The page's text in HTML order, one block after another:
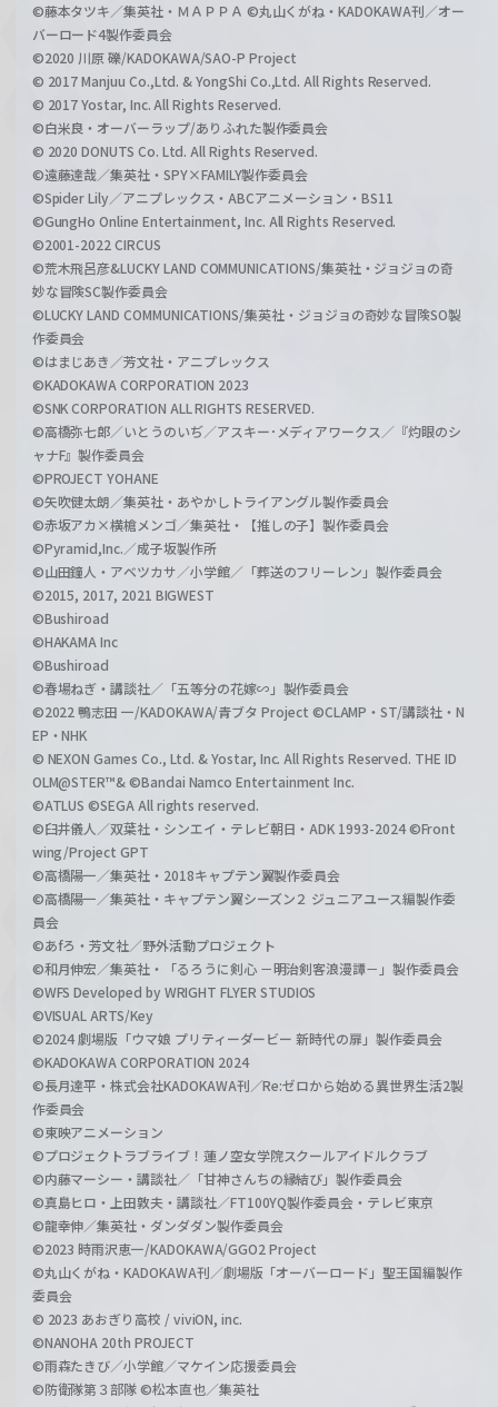
©藤本タツキ／集英社・ＭＡＰＰＡ ©丸山くがね・KADOKAWA刊／オー
バーロード4製作委員会
©2020 川原 礫/KADOKAWA/SAO-P Project
© 2017 Manjuu Co.,Ltd. & YongShi Co.,Ltd. All Rights Reserved.
© 2017 Yostar, Inc. All Rights Reserved.
©白米良・オーバーラップ/ありふれた製作委員会
© 2020 DONUTS Co. Ltd. All Rights Reserved.
©遠藤達哉／集英社・SPY×FAMILY製作委員会
©Spider Lily／アニプレックス・ABCアニメーション・BS11
©GungHo Online Entertainment, Inc. All Rights Reserved.
©2001-2022 CIRCUS
©荒木飛呂彦&LUCKY LAND COMMUNICATIONS/集英社・ジョジョの奇
妙な冒険SC製作委員会
©LUCKY LAND COMMUNICATIONS/集英社・ジョジョの奇妙な冒険SO製
作委員会
©はまじあき／芳文社・アニプレックス
©KADOKAWA CORPORATION 2023
©SNK CORPORATION ALL RIGHTS RESERVED.
©高橋弥七郎／いとうのいぢ／アスキー･メディアワークス／『灼眼のシ
ャナF』製作委員会
©PROJECT YOHANE
©矢吹健太朗／集英社・あやかしトライアングル製作委員会
©赤坂アカ×横槍メンゴ／集英社・【推しの子】製作委員会
©Pyramid,Inc.／成子坂製作所
©山田鐘人・アベツカサ／小学館／「葬送のフリーレン」製作委員会
©2015, 2017, 2021 BIGWEST
©Bushiroad
©HAKAMA Inc
©Bushiroad
©春場ねぎ・講談社／「五等分の花嫁∽」製作委員会
©2022 鴨志田 一/KADOKAWA/青ブタ Project ©CLAMP・ST/講談社・N
EP・NHK
© NEXON Games Co., Ltd. & Yostar, Inc. All Rights Reserved. THE ID
OLM@STER™& ©Bandai Namco Entertainment Inc.
©ATLUS ©SEGA All rights reserved.
©臼井儀人／双葉社・シンエイ・テレビ朝日・ADK 1993-2024 ©Front
wing/Project GPT
©高橋陽一／集英社・2018キャプテン翼製作委員会
©高橋陽一／集英社・キャプテン翼シーズン２ ジュニアユース編製作委
員会
©あfろ・芳文社／野外活動プロジェクト
©和月伸宏／集英社・「るろうに剣心 －明治剣客浪漫譚－」製作委員会
©WFS Developed by WRIGHT FLYER STUDIOS
©VISUAL ARTS/Key
©2024 劇場版「ウマ娘 プリティーダービー 新時代の扉」製作委員会
©KADOKAWA CORPORATION 2024
©長月達平・株式会社KADOKAWA刊／Re:ゼロから始める異世界生活2製
作委員会
©東映アニメーション
©プロジェクトラブライブ！蓮ノ空女学院スクールアイドルクラブ
©内藤マーシー・講談社／「甘神さんちの縁結び」製作委員会
©真島ヒロ・上田敦夫・講談社／FT100YQ製作委員会・テレビ東京
©龍幸伸／集英社・ダンダダン製作委員会
©2023 時雨沢恵一/KADOKAWA/GGO2 Project
©丸山くがね・KADOKAWA刊／劇場版「オーバーロード」聖王国編製作
委員会
© 2023 あおぎり高校 / viviON, inc.
©NANOHA 20th PROJECT
©雨森たきび／小学館／マケイン応援委員会
©防衛隊第３部隊 ©松本直也／集英社